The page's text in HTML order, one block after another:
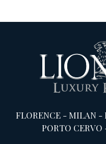
FLORENCE -MILAN -
PORTO CERVO